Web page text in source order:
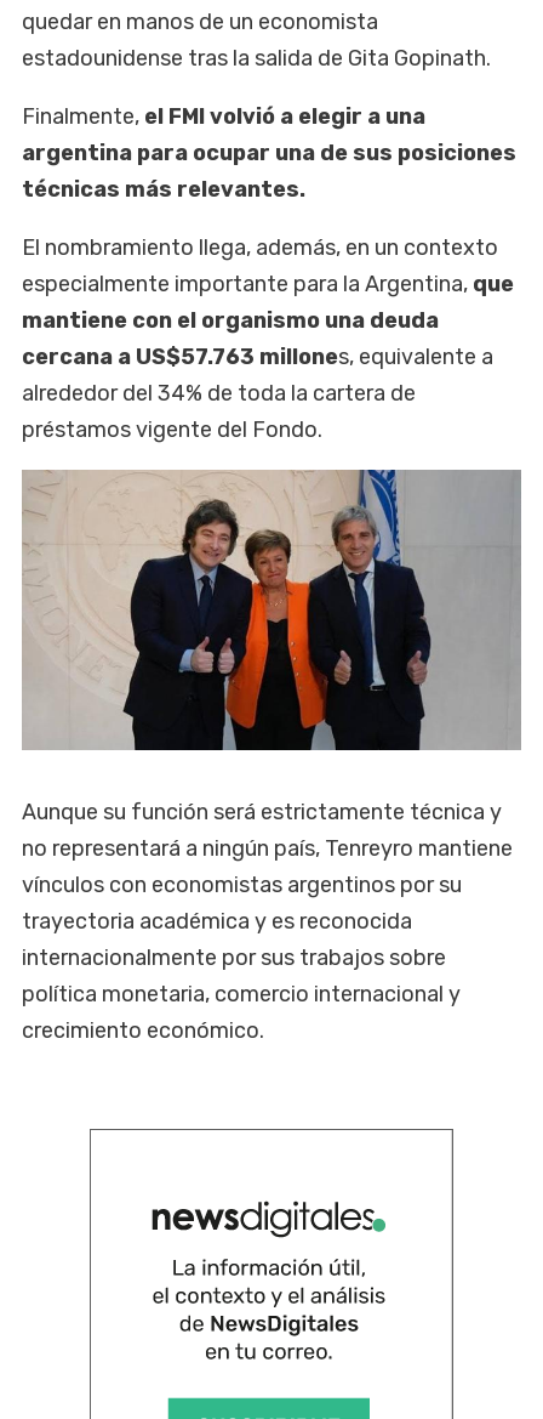
quedar en manos de un economista
estadounidense tras la salida de Gita Gopinath.
Finalmente, el FMI volvió a elegir a una
argentina para ocupar una de sus posiciones
técnicas más relevantes.
El nombramiento llega, además, en un contexto
especialmente importante para la Argentina, que
mantiene con el organismo una deuda
cercana a US$57.763 millones, equivalente a
alrededor del 34% de toda la cartera de
préstamos vigente del Fondo.
Aunque su función será estrictamente técnica y
no representará a ningún país, Tenreyro mantiene
vínculos con economistas argentinos por su
trayectoria académica y es reconocida
internacionalmente por sus trabajos sobre
política monetaria, comercio internacional y
crecimiento económico.